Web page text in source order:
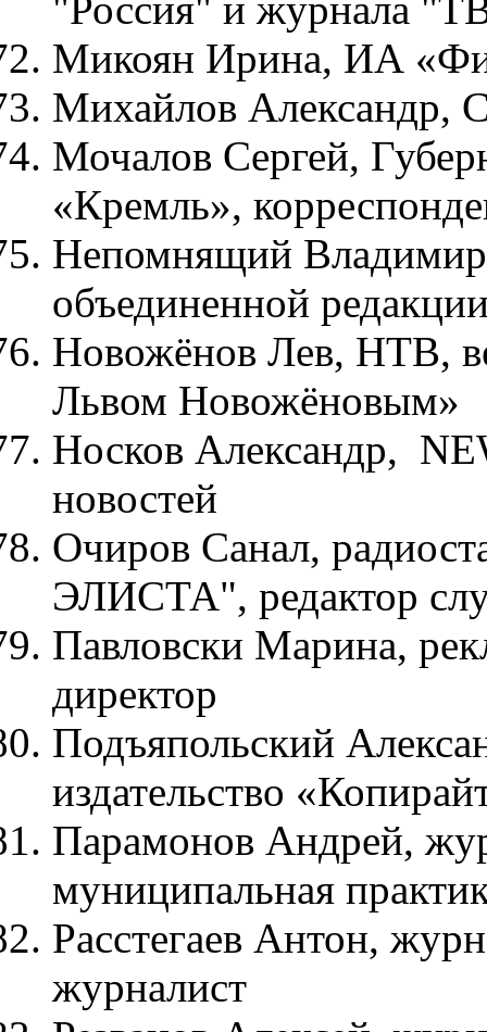
Микоян Ирина, ИА
Михайлов Александр,
Мочалов Сергей,
«Кремль»,
Непомнящий
объединенной
Новожёнов Лев, НТВ,
Львом Новожёновым»
Носков Александр,
новостей
Очиров Санал,
ЭЛИСТА", редактор
Павловски Марина,
директор
Подъяпольский
издательство
Парамонов Андрей,
муниципальная
Расстегаев Антон,
журналист